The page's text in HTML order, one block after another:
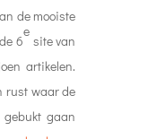
de mooiste
6
e
site van
artikelen.
rust waar de
gaan